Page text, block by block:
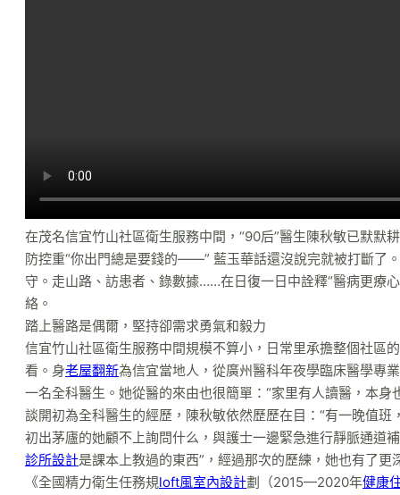
在茂名信宜竹山社區衛生服務中間，“90后”醫生陳秋敏已默默
防控重“你出門總是要錢的——” 藍玉華話還沒說完就被打斷了
守。走山路、訪患者、錄數據……在日復一日中詮釋“醫病更療
絡。
踏上醫路是偶爾，堅持卻需求勇氣和毅力
信宜竹山社區衛生服務中間規模不算小，日常里承擔整個社區
看。身老屋翻新為信宜當地人，從廣州醫科年夜學臨床醫學專
一名全科醫生。她從醫的來由也很簡單：“家里有人讀醫，本身
談開初為全科醫生的經歷，陳秋敏依然歷歷在目：“有一晚值
初出茅廬的她顧不上詢問什么，與護士一邊緊急進行靜脈通道
診所設計是課本上教過的東西”，經過那次的歷練，她也有了更
《全國精力衛生任務規loft風室內設計劃（2015—2020年健康